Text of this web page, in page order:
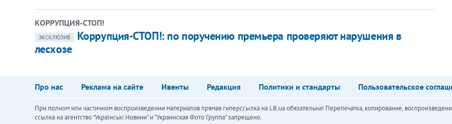
КОРРУПЦИЯ-СТОП!
ЭКСКЛЮЗИВ
Коррупция-СТОП!: по поручению премьера проверяют нарушения в
лесхозе
Про нас Реклама на сайте Ивенты Редакция Политики и стандарты Пользовательское
При полном или частичном воспроизведении материалов прямая гиперссылка на LB.ua обязательна! Перепечатка, копирование,
ссылка на агентство "Українськi Новини" и "Украинская Фото Группа" запрещено.